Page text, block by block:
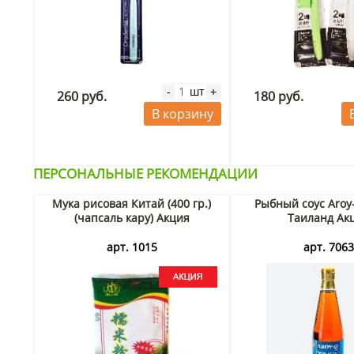
260 руб. - шт +
В корзину
180 руб.
ПЕРСОНАЛЬНЫЕ РЕКОМЕНДАЦИИ
Мука рисовая Китай (400 гр.)
(чапсаль кару) Акция
арт. 1015
Рыбный соус
Таиланд
арт. 7063